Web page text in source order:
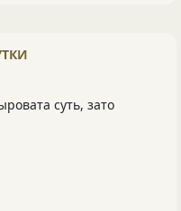
суть, зато